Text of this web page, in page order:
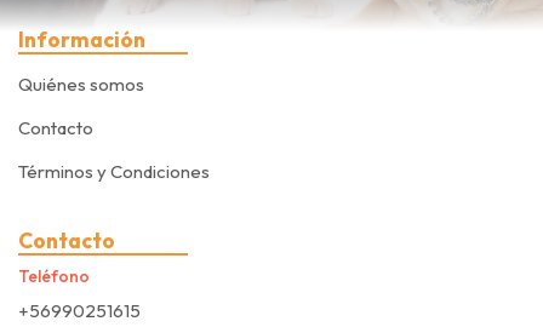
Información
Quiénes somos
Contacto
Términos y Condiciones
Contacto
Teléfono
+56990251615